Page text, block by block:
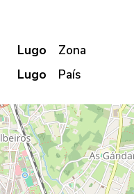
Lugo
Lugo
Zona
País